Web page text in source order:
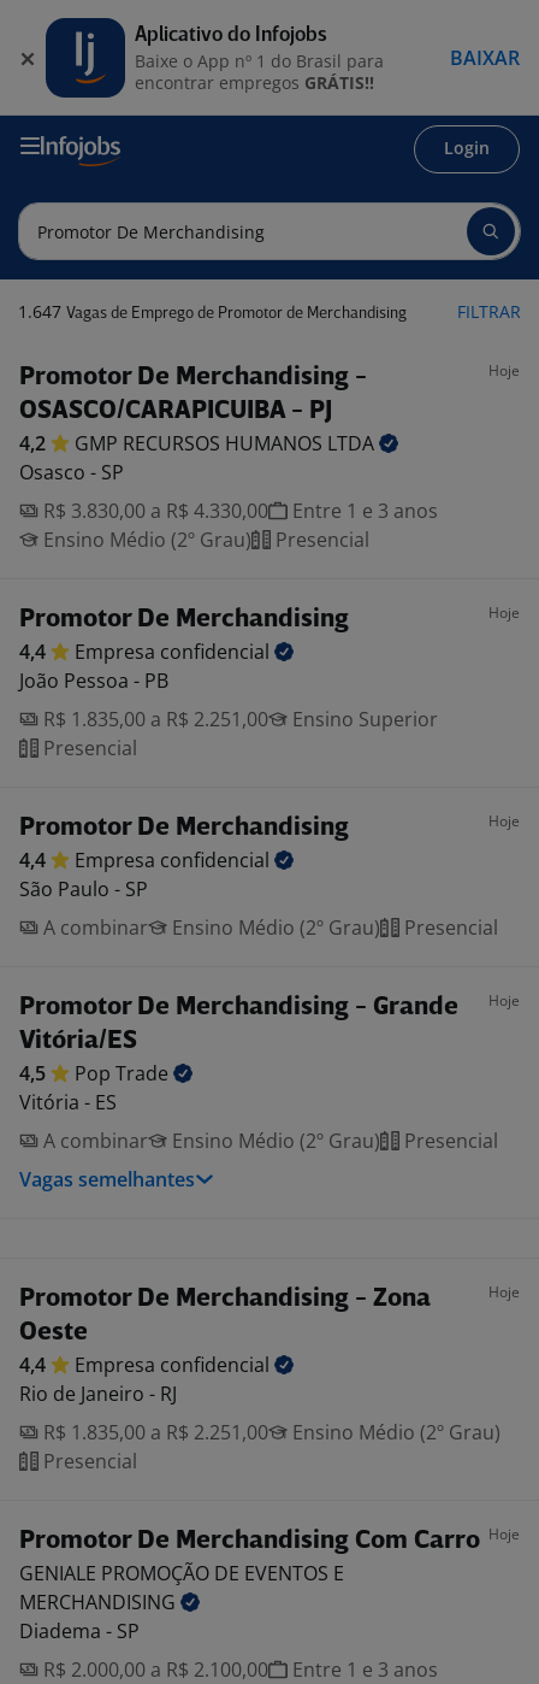
Login
1.647 Vagas de Emprego de Promotor de Merchandising FILTRAR
Promotor De Merchandising -
OSASCO/CARAPICUIBA - PJ
Hoje
4,2 GMP RECURSOS HUMANOS LTDA
Osasco - SP
R$ 3.830,00 a R$ 4.330,00
Entre 1 e 3 anos
Ensino Médio (2º Grau)
Presencial
Promotor De Merchandising Hoje
4,4 Empresa confidencial
João Pessoa - PB
R$ 1.835,00 a R$ 2.251,00
Ensino Superior
Presencial
Promotor De Merchandising Hoje
4,4 Empresa confidencial
São Paulo - SP
A combinar
Ensino Médio (2º Grau) Presencial
Promotor De Merchandising - Grande
Vitória/ES
Hoje
4,5 Pop Trade
Vitória - ES
A combinar
Ensino Médio (2º Grau)
Presencial
Vagas semelhantes
Promotor De Merchandising - Zona
Oeste
Hoje
4,4 Empresa confidencial
Rio de Janeiro - RJ
R$ 1.835,00 a R$ 2.251,00
Ensino Médio (2º Grau)
Presencial
Promotor De Merchandising Com Carro Hoje
GENIALE PROMOÇÃO DE EVENTOS E
MERCHANDISING
Diadema - SP
R$ 2.000,00 a R$ 2.100,00
Entre 1 e 3 anos
Aplicativo do Infojobs
Baixe o App nº 1 do Brasil para
encontrar empregos GRÁTIS!!
BAIXAR